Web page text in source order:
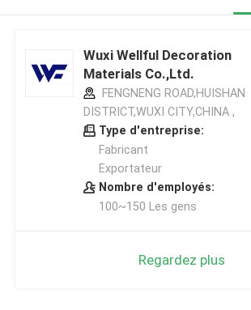
Wuxi Wellful Decoration
Materials Co.,Ltd.
FENGNENG ROAD,HUISHAN
DISTRICT,WUXI CITY,CHINA ,
Type d'entreprise:
Fabricant
Exportateur
Nombre d'employés:
100~150 Les gens
Regardez plus